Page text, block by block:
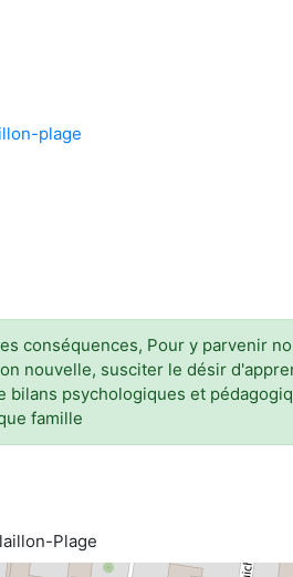
plage
conséquences, Pour y parvenir
nouvelle, susciter le désir
psychologiques et
famille
Plage